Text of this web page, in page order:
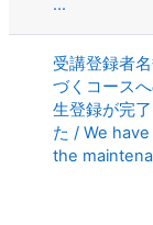
...
受講登録者
づくコース
生登録が完
た / We
the